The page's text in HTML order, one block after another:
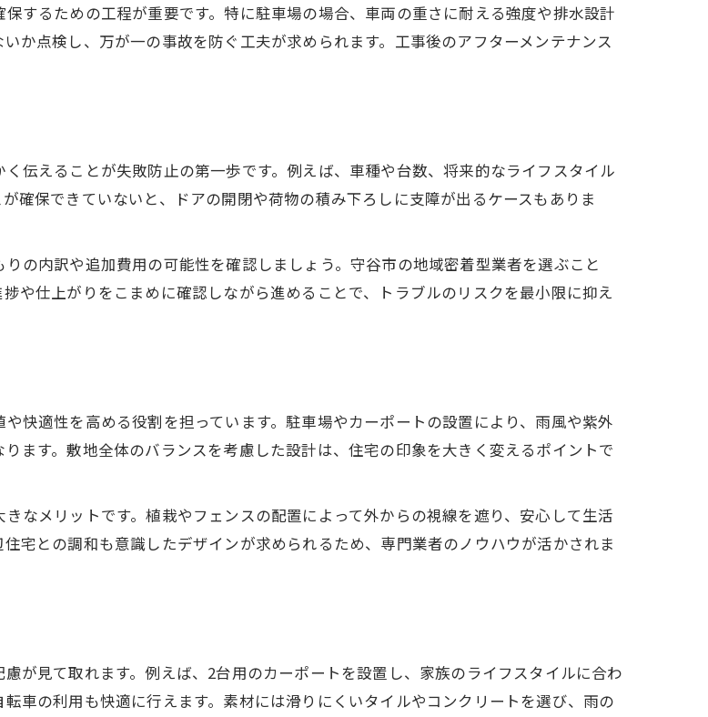
で実現する快適な駐車場のデザイン
費用の内訳とカーポート設置の相場感
ート設置での外構工事費用比較の注意点
事の相談がしやすい地域密着型の強み
で長い付き合いができる業者選び
するための工程が重要です。特に駐車場の場合、車両の重さに耐える強度や排水設計
か点検し、万が一の事故を防ぐ工夫が求められます。工事後のアフターメンテナンス
伝えることが失敗防止の第一歩です。例えば、車種や台数、将来的なライフスタイル
確保できていないと、ドアの開閉や荷物の積み下ろしに支障が出るケースもありま
の内訳や追加費用の可能性を確認しましょう。守谷市の地域密着型業者を選ぶこと
や仕上がりをこまめに確認しながら進めることで、トラブルのリスクを最小限に抑え
快適性を高める役割を担っています。駐車場やカーポートの設置により、雨風や紫外
ます。敷地全体のバランスを考慮した設計は、住宅の印象を大きく変えるポイントで
なメリットです。植栽やフェンスの配置によって外からの視線を遮り、安心して生活
宅との調和も意識したデザインが求められるため、専門業者のノウハウが活かされま
が見て取れます。例えば、2台用のカーポートを設置し、家族のライフスタイルに合わ
車の利用も快適に行えます。素材には滑りにくいタイルやコンクリートを選び、雨の